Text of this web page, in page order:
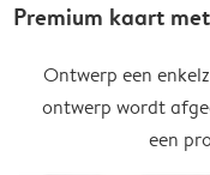
Premium kaart
Ontwerp een
ontwerp wordt
een